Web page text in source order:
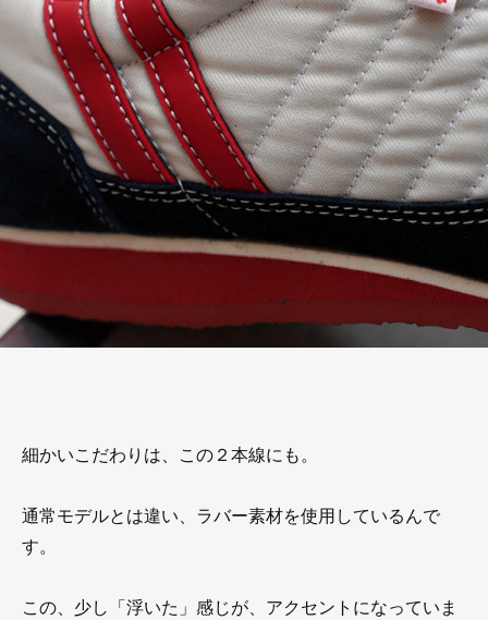
細かいこだわりは、この２本線にも。
通常モデルとは違い、ラバー素材を使用しているんで
す。
この、少し「浮いた」感じが、アクセントになっていま